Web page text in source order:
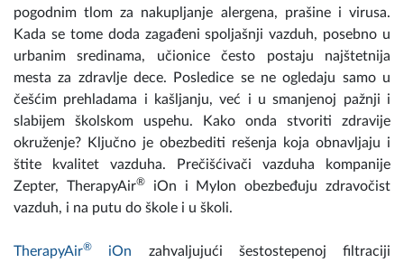
pogodnim tlom za nakupljanje alergena, prašine i virusa.
Kada se tome doda zagađeni spoljašnji vazduh, posebno u
urbanim sredinama, učionice često postaju najštetnija
mesta za zdravlje dece. Posledice se ne ogledaju samo u
češćim prehladama i kašljanju, već i u smanjenoj pažnji i
slabijem školskom uspehu. Kako onda stvoriti zdravije
okruženje? Ključno je obezbediti rešenja koja obnavljaju i
štite kvalitet vazduha. Prečišćivači vazduha kompanije
Zepter, TherapyAir®iOn i MyIon obezbeđuju zdravočist
vazduh, i na putu do škole i u školi.
TherapyAir® iOn zahvaljujući šestostepenoj filtraciji